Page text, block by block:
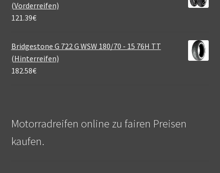
(Vorderreifen)
121.39€
Bridgestone G 722 G WSW 180/70 - 15 76H TT
(Hinterreifen)
182.58€
Motorradreifen online zu fairen Preisen
kaufen.